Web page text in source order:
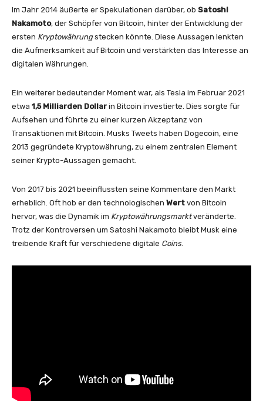
Im Jahr 2014 äußerte er Spekulationen darüber, ob Satoshi
Nakamoto, der Schöpfer von Bitcoin, hinter der Entwicklung der
ersten Kryptowährungstecken könnte. Diese Aussagen lenkten
die Aufmerksamkeit auf Bitcoin und verstärkten das Interesse an
digitalen Währungen.
Ein weiterer bedeutender Moment war, als Tesla im Februar 2021
etwa 1,5 Milliarden Dollar in Bitcoin investierte. Dies sorgte für
Aufsehen und führte zu einer kurzen Akzeptanz von
Transaktionen mit Bitcoin. Musks Tweets haben Dogecoin, eine
2013 gegründete Kryptowährung, zu einem zentralen Element
seiner Krypto-Aussagen gemacht.
Von 2017 bis 2021 beeinflussten seine Kommentare den Markt
erheblich. Oft hob er den technologischen Wert von Bitcoin
hervor, was die Dynamik im Kryptowährungsmarktveränderte.
Trotz der Kontroversen um Satoshi Nakamoto bleibt Musk eine
treibende Kraft für verschiedene digitale Coins.